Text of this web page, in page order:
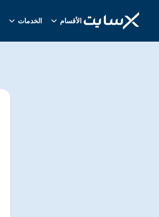
الأقسام الخدمات